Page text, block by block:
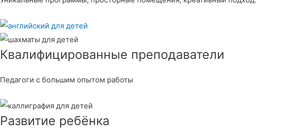
Квалифицированные преподаватели
Педагоги с большим опытом работы
Развитие ребёнка